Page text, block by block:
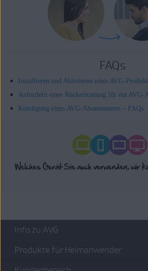
FAQs
Installieren und Aktivieren eines AVG-
Anfordern einer Rückerstattung für ein AVG-
Kündigung eines AVG-Abonnements – FAQs
Info zu AVG
Produkte für Heimanwender